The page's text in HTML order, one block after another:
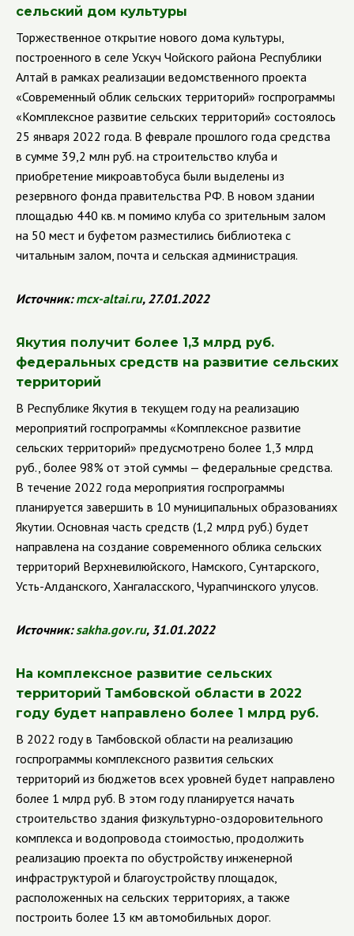
сельский дом культуры
Торжественное открытие нового дома культуры,
построенного в селе Ускуч Чойского района Республики
Алтай в рамках реализации ведомственного проекта
«Современный облик сельских территорий» госпрограммы
«Комплексное развитие сельских территорий» состоялось
25 января 2022 года. В феврале прошлого года средства
в сумме 39,2 млн руб. на строительство клуба и
приобретение микроавтобуса были выделены из
резервного фонда правительства РФ. В новом здании
площадью 440 кв. м помимо клуба со зрительным залом
на 50 мест и буфетом разместились библиотека с
читальным залом, почта и сельская администрация.
Источник:mcx-altai.ru, 27.01.2022
Якутия получит более 1,3 млрд руб.
федеральных средств на развитие сельских
территорий
В Республике Якутия в текущем году на реализацию
мероприятий госпрограммы «Комплексное развитие
сельских территорий» предусмотрено более 1,3 млрд
руб., более 98% от этой суммы — федеральные средства.
В течение 2022 года мероприятия госпрограммы
планируется завершить в 10 муниципальных образованиях
Якутии. Основная часть средств (1,2 млрд руб.) будет
направлена на создание современного облика сельских
территорий Верхневилюйского, Намского, Сунтарского,
Усть-Алданского, Хангаласского, Чурапчинского улусов.
Источник:sakha.gov.ru, 31.01.2022
На комплексное развитие сельских
территорий Тамбовской области в 2022
году будет направлено более 1 млрд руб.
В 2022 году в Тамбовской области на реализацию
госпрограммы комплексного развития сельских
территорий из бюджетов всех уровней будет направлено
более 1 млрд руб. В этом году планируется начать
строительство здания физкультурно-оздоровительного
комплекса и водопровода стоимостью, продолжить
реализацию проекта по обустройству инженерной
инфраструктурой и благоустройству площадок,
расположенных на сельских территориях, а также
построить более 13 км автомобильных дорог.